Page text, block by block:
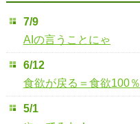
7/9
AIの言うことにゃ
6/12
食欲が戻る＝食欲100％
5/1